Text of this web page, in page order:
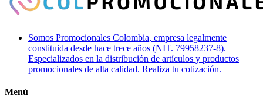
Somos Promocionales Colombia, empresa legalmente
constituida desde hace trece años (NIT. 79958237-8).
Especializados en la distribución de artículos y productos
promocionales de alta calidad. Realiza tu cotización.
Menú